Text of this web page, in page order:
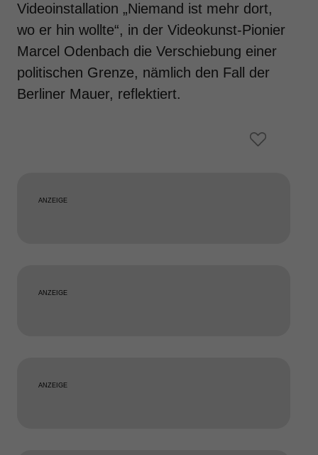
Videoinstallation „Niemand ist mehr dort,
wo er hin wollte“, in der Videokunst-Pionier
Marcel Odenbach die Verschiebung einer
politischen Grenze, nämlich den Fall der
Berliner Mauer, reflektiert.
ANZEIGE
ANZEIGE
ANZEIGE